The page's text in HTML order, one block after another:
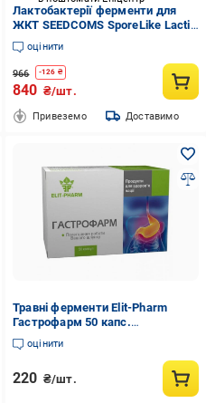
Лактобактерії ферменти для
ЖКТ SEEDCOMS SporeLike Lactic
Acid Bacteria 90 дн.90 шт.
оцінити
966 -126 ₴
840 ₴/шт.
Привеземо Доставимо
Травні ферменти Elit-Pharm
Гастрофарм 50 капс.
(000025301)
оцінити
220 ₴/шт.